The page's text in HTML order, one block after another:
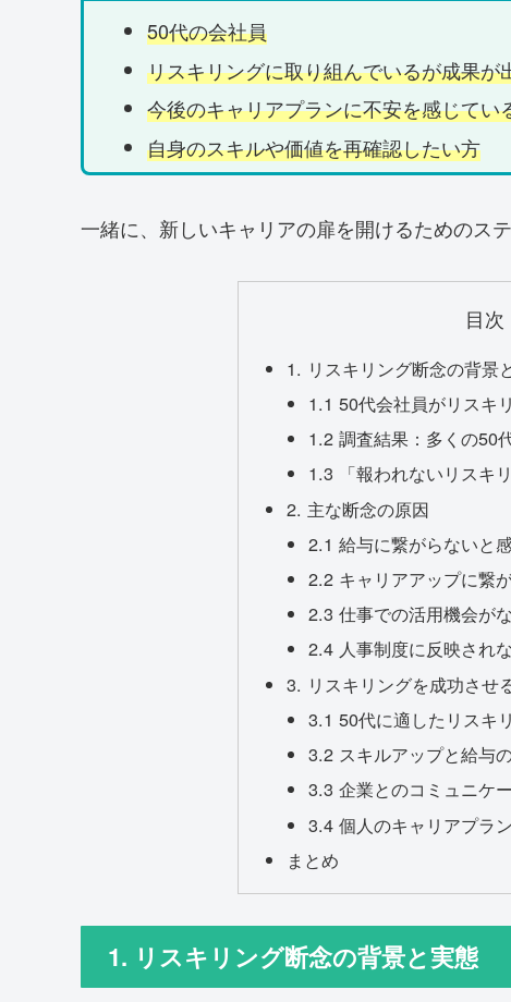
50代の会社員
リスキリングに取り組んでいるが成果が
今後のキャリアプランに不安を感じてい
自身のスキルや価値を再確認したい方
一緒に、新しいキャリアの扉を開けるためのス
目次
1. リスキリング断念の背景
1.1 50代会社員がリスキ
1.2 調査結果：多くの50
1.3 「報われないリスキ
2. 主な断念の原因
2.1 給与に繋がらないと
2.2 キャリアアップに繋
2.3 仕事での活用機会が
2.4 人事制度に反映され
3. リスキリングを成功させ
3.1 50代に適したリスキ
3.2 スキルアップと給与
3.3 企業とのコミュニケ
3.4 個人のキャリアプラ
まとめ
1. リスキリング断念の背景と実態